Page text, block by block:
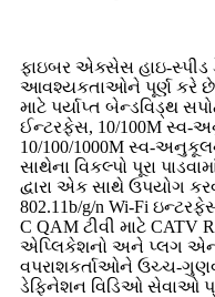
ફાઇબર એક્સેસ હાઇ-સ્પીડ
આવશ્યકતાઓને પૂર્ણ કરે છે,
માટે પર્યાપ્ત બેન્ડવિડ્થ
ઈન્ટરફેસ, 10/100M
10/100/1000M સ્વ-
સાથેના વિકલ્પો પૂરા
દ્વારા એક સાથે ઉપયોગ
802.11b/g/n Wi-Fi
C QAM ટીવી માટે
એપ્લિકેશનો અને પ્લગ
વપરાશકર્તાઓને ઉચ્ચ-
ડેફિનેશન વિડિઓ સેવાઓ